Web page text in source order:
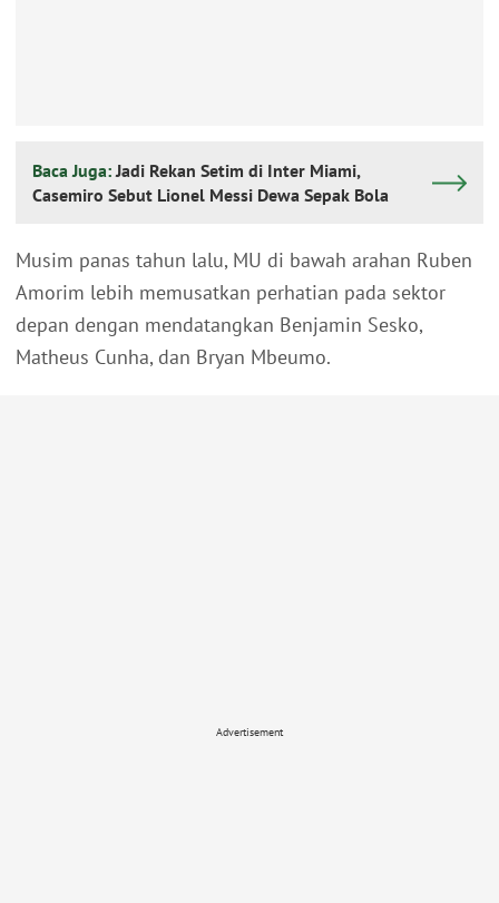
Baca Juga:Jadi Rekan Setim di Inter Miami,
Casemiro Sebut Lionel Messi Dewa Sepak Bola
Musim panas tahun lalu, MU di bawah arahan Ruben
Amorim lebih memusatkan perhatian pada sektor
depan dengan mendatangkan Benjamin Sesko,
Matheus Cunha, dan Bryan Mbeumo.
Advertisement